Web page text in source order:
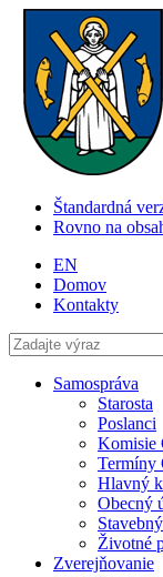
Štandardná
Rovno na
EN
Domov
Kontakty
Samospráva
Starosta
Poslanci
Komisie
Termíny
Hlavný
Obecný
Životné
Zverejňovanie